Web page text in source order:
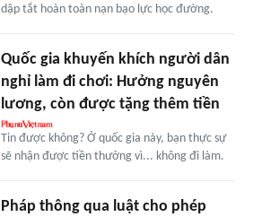
dập tắt hoàn toàn nạn bạo lực học đường.
Quốc gia khuyến khích người dân
nghỉ làm đi chơi: Hưởng nguyên
lương, còn được tặng thêm tiền
Tin được không? Ở quốc gia này, bạn thực sự
sẽ nhận được tiền thưởng vì... không đi làm.
Pháp thông qua luật cho phép